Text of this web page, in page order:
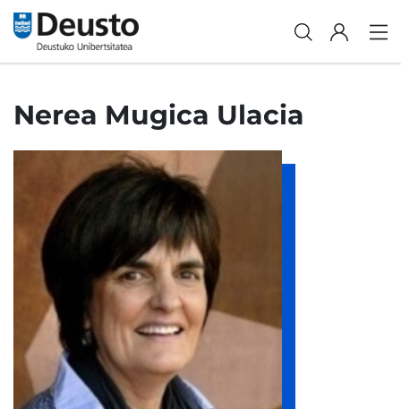
Nerea Mugica Ulacia